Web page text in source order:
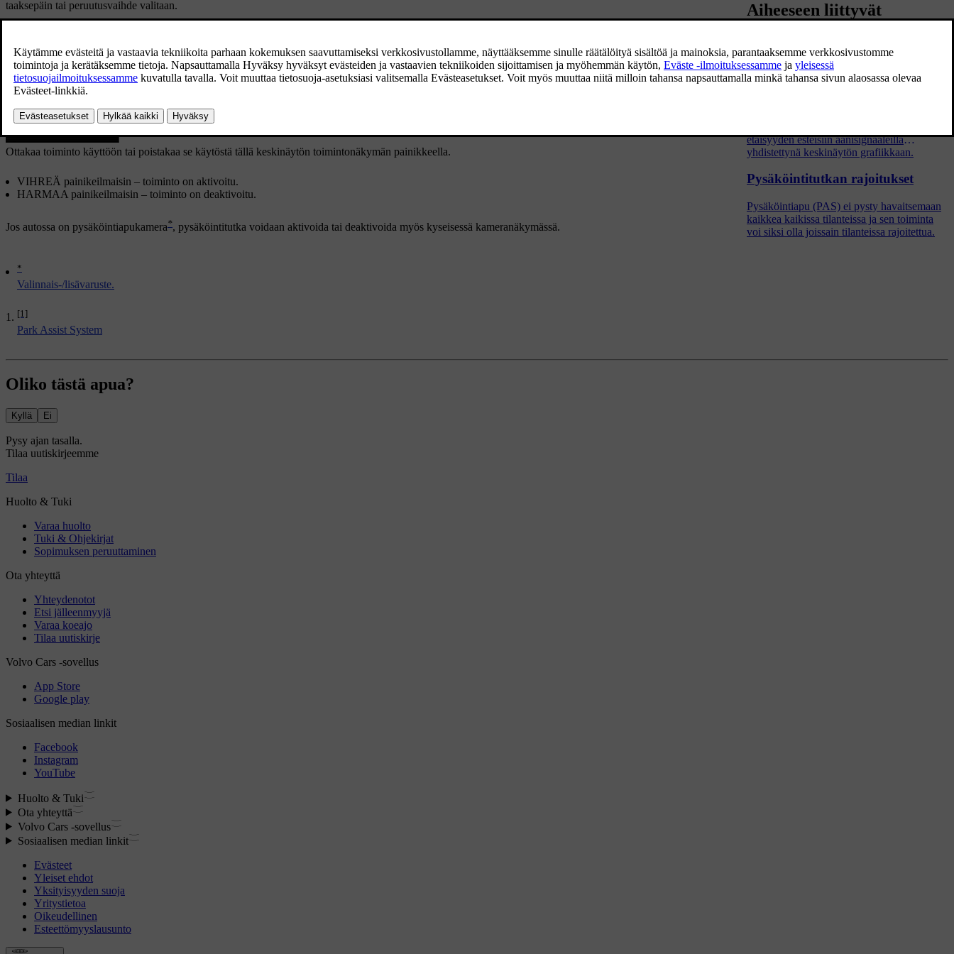
taaksepäin tai peruutusvaihde valitaan.
Ottakaa toiminto käyttöön tai poistakaa se käytöstä tällä keskinäytön toimintonäkymän painikkeella.
VIHREÄ painikeilmaisin – toiminto on aktivoitu.
HARMAA painikeilmaisin – toiminto on deaktivoitu.
Jos autossa on pysäköintiapukamera*, pysäköintitutka voidaan aktivoida tai deaktivoida myös kyseisessä kameranäkymässä.
*
Valinnais-/lisävaruste.
[1]
Park Assist System
Aiheeseen liittyvät
Pysäköintitutka
etäisyyden esteisiin äänisignaaleilla
yhdistettynä keskinäytön grafiikkaan.
Pysäköintitutkan rajoitukset
Pysäköintiapu (PAS) ei pysty havaitsemaan
kaikkea kaikissa tilanteissa ja sen toiminta
voi siksi olla joissain tilanteissa rajoitettua.
Oliko tästä apua?
Kyllä Ei